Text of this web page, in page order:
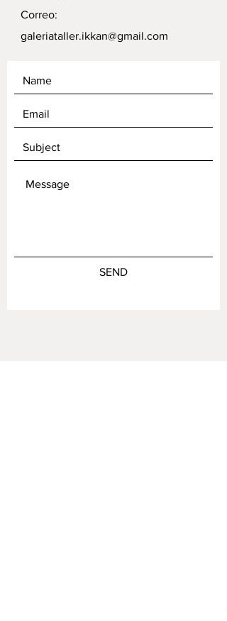
Correo:
galeriataller.ikkan@gmail.com
SEND